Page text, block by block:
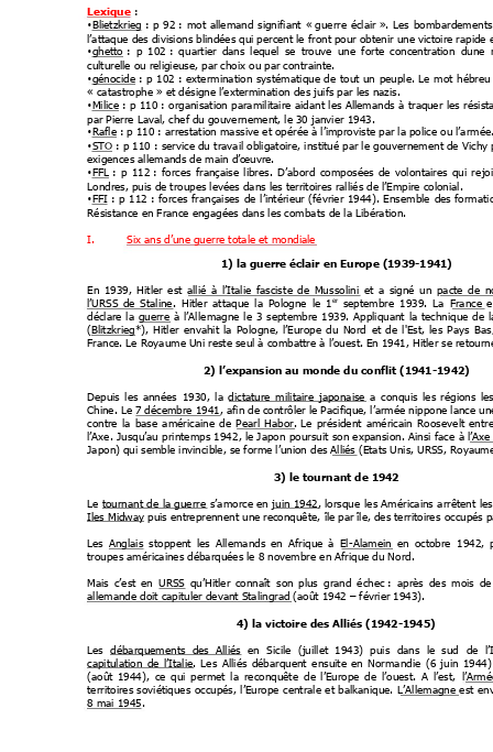
Lexique :
•Blietzkrieg : p 92 : mot allemand signifiant « guerre éclair ». Les bombardements
l’attaque des divisions blindées qui percent le front pour obtenir une victoire rapide
•ghetto : p 102 : quartier dans lequel se trouve une forte concentration dune
culturelle ou religieuse, par choix ou par contrainte.
•génocide : p 102 : extermination systématique de tout un peuple. Le mot hébreu
« catastrophe » et désigne l’extermination des juifs par les nazis.
•Milice : p 110 : organisation paramilitaire aidant les Allemands à traquer les
par Pierre Laval, chef du gouvernement, le 30 janvier 1943.
•Rafle : p 110 : arrestation massive et opérée à l’improviste par la police ou
•STO : p 110 : service du travail obligatoire, institué par le gouvernement de Vichy
exigences allemands de main d’œuvre.
•FFL : p 112 : forces française libres. D’abord composées de volontaires qui re
Londres, puis de troupes levées dans les territoires ralliés de l’Empire colonial.
•FFI : p 112 : forces françaises de l’intérieur (février 1944). Ensemble des
Résistance en France engagées dans les combats de la Libération.
I. Six ans d’une guerre totale et mondiale
1) la guerre éclair en Europe (1939-1941)
En 1939, Hitler est allié à l’Italie fasciste de Mussolini et a signé un pacte de
l’URSS de Staline. Hitler attaque la Pologne le 1 er septembre 1939. La France
déclare la guerre à l’Al lemagne le 3 septembre 1939. Appliquant la technique de
(Blitzkrieg*), Hitler envahit la Pologne, l’Europe du Nord et de l'Est, les Pays
France. Le Royaume Uni reste seul à combattre à l’ouest. En 1941, Hitler se
2) l’expansion au monde du conflit (1941-1942)
Depuis les années 1930, la dictature militaire japonaise a conquis les régions les
Chine. Le 7 décembre 1941, afin de contrôler le Pacifique, l’armée nippone lance
contre la base américaine de Pearl Habor. Le président américain Roosevelt entre
l’Axe. Jusqu’au printemps 1942, le Japon poursuit son expansion. Ainsi face à l’Axe
Japon) qui semble invincible, se forme l’union des Alliés (Etats Unis, URSS,
3) le tournant de 1942
Le tournant de la guerre s’amorce en juin 1942, lorsque les Américains arrêtent les
Iles Midway puis entreprennent une reconquête, île par île, des territoires occupés
Les Anglais stoppent les Allemands en Afrique à El-Alamein en octobre 1942,
troupes américaines débarquées le 8 novembre en Afrique du Nord.
Mais c’est en URSS qu’Hitler connaît son plus grand échec : après des mois de
allemande doit capituler devant Stalingrad (août 1942 – février 1943).
4) la victoire des Alliés (1942-1945)
Les débarquements des Alliés
  en
Sicile (juillet 1943) puis dans le sud de
capitulation de l’Italie. Les Alliés débarquent ensuite en Normandie (6 juin 1944)
(août 1944), ce qui permet la reconquête de l’Europe de l’ouest. A l’est,
territoires soviétiques occupés, l’Europe centrale et balkanique. L’Allemagne est
8 mai 1945.